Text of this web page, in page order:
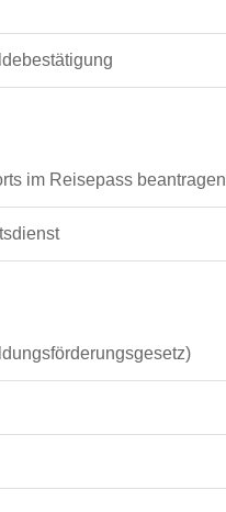
im Reisepass beantragen